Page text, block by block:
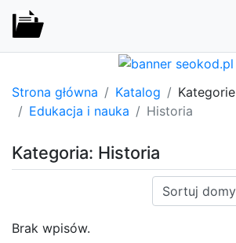
Strona główna Katalog
Kategorie
Edukacja i nauka
Historia
Kategoria: Historia
Sortuj:
Brak wpisów.